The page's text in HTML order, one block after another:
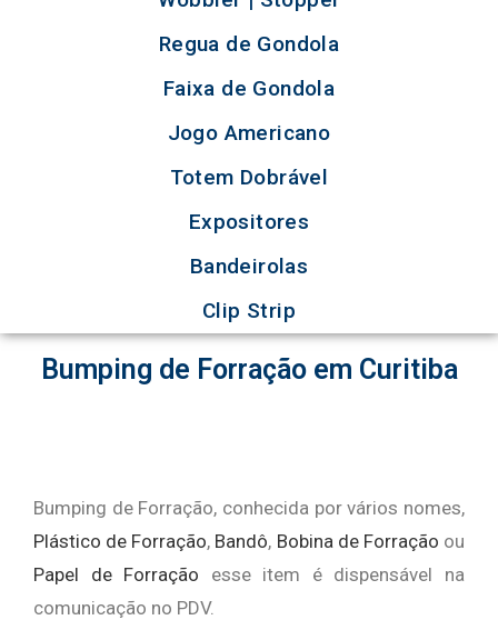
Regua de Gondola
Faixa de Gondola
Jogo Americano
Totem Dobrável
Expositores
Bandeirolas
Clip Strip
Bumping de Forração em Curitiba
Bumping de Forração, conhecida por vários nomes,
Plástico de Forração, Bandô, Bobina de Forração ou
Papel de Forração esse item é dispensável na
comunicação no PDV.